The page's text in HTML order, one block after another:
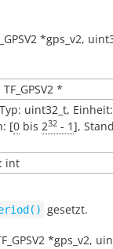
*gps_v2,
*
uint32_t,
[0 bis 232 - 1],
int
gesetzt.
*gps_v2,